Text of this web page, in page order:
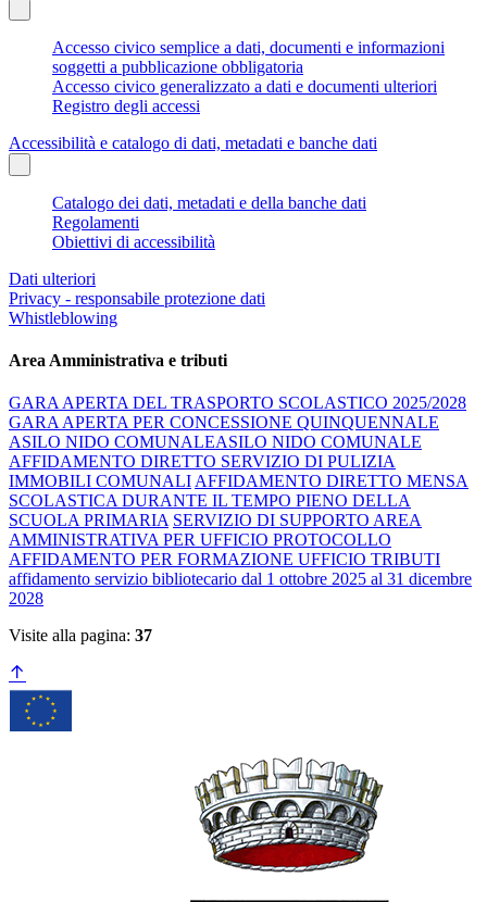
Accesso civico semplice a dati, documenti e informazioni
soggetti a pubblicazione obbligatoria
Accesso civico generalizzato a dati e documenti ulteriori
Registro degli accessi
Accessibilità e catalogo di dati, metadati e banche dati
Catalogo dei dati, metadati e della banche dati
Regolamenti
Obiettivi di accessibilità
Dati ulteriori
Privacy - responsabile protezione dati
Whistleblowing
Area Amministrativa e tributi
GARA APERTA DEL TRASPORTO SCOLASTICO 2025/2028
GARA APERTA PER CONCESSIONE QUINQUENNALE
ASILO NIDO COMUNALEASILO NIDO COMUNALE
AFFIDAMENTO DIRETTO SERVIZIO DI PULIZIA
IMMOBILI COMUNALI AFFIDAMENTO DIRETTO MENSA
SCOLASTICA DURANTE IL TEMPO PIENO DELLA
SCUOLA PRIMARIA SERVIZIO DI SUPPORTO AREA
AMMINISTRATIVA PER UFFICIO PROTOCOLLO
AFFIDAMENTO PER FORMAZIONE UFFICIO TRIBUTI
affidamento servizio bibliotecario dal 1 ottobre 2025 al 31 dicembre
2028
Visite alla pagina: 37